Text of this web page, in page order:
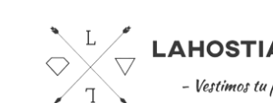
contenido